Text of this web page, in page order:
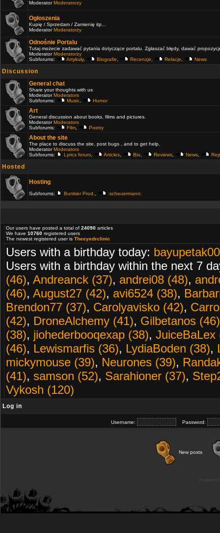
ModeratorModeratorzy
Ogłoszenia
Kupię / Sprzedam / Zamienię itp...
ModeratorModeratorzy
Odnośnie Portalu
Tutaj możecie zadawać pytania dotyczące portalu. Zgłaszać błędy, dawać
ModeratorModeratorzy
Subforums:
Artykuły, Biografie Recenzje Relacje News
Discussion
General chat
Share your thoughts with us
ModeratorModerators
Subforums:
Music Humor
Art
General discussion about books, films and pictures.
ModeratorModerators
Subforums:
Film Poetry
About the site
The place to discuss the site, post bugs , and to get help.
ModeratorModerators
Subforums:
Lyrics forum Articles Bio Reviews News
Hosted
Hosting
Subforums: Bunkier Prod. :scheuermann:
Our users have posted a total of 24090 articles
We have 10760 registered users
The newest registered user is Theeyedrclinic
Users with a birthday today:
Users with a birthday within the next 7
(46), Andreanck (37), andrei08 (48),
(46), August27 (42), avi6524 (38),
Brendon77 (37), Carolyavisko (42),
(42), DroneAlchemy (41), Gilbetanos (46)
(38), jiohederbooqexap (38), JuiceBaLex
(46), Lewismarfis (36), LydiaBoden (38),
mickymouse (39), Neurones (39),
(41), samson (52), Sarahioner (37),
Vykosh (120)
Log in
Username: Password:
New posts